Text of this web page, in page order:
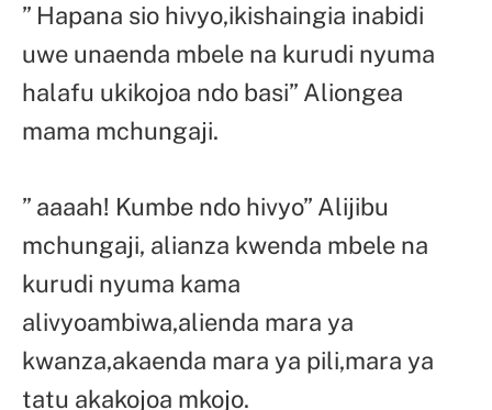
” Hapana sio hivyo,ikishaingia inabidi
uwe unaenda mbele na kurudi nyuma
halafu ukikojoa ndo basi” Aliongea
mama mchungaji.
” aaaah! Kumbe ndo hivyo” Alijibu
mchungaji, alianza kwenda mbele na
kurudi nyuma kama
alivyoambiwa,alienda mara ya
kwanza,akaenda mara ya pili,mara ya
tatu akakojoa mkojo.